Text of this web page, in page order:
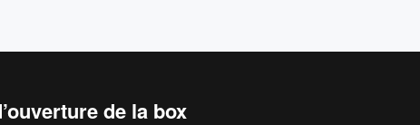
de la box